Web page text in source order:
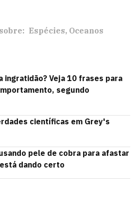
Espécies Oceanos
ingratidão? Veja 10 frases para
segundo
científicas em Grey's
pele de cobra para afastar
dando certo